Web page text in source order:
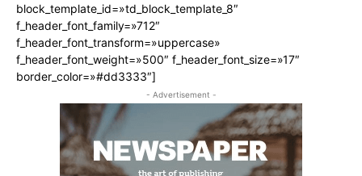
block_template_id=»td_block_template_8″
f_header_font_family=»712″
f_header_font_transform=»uppercase»
f_header_font_weight=»500″ f_header_font_size=»17″
border_color=»#dd3333″]
- Advertisement -